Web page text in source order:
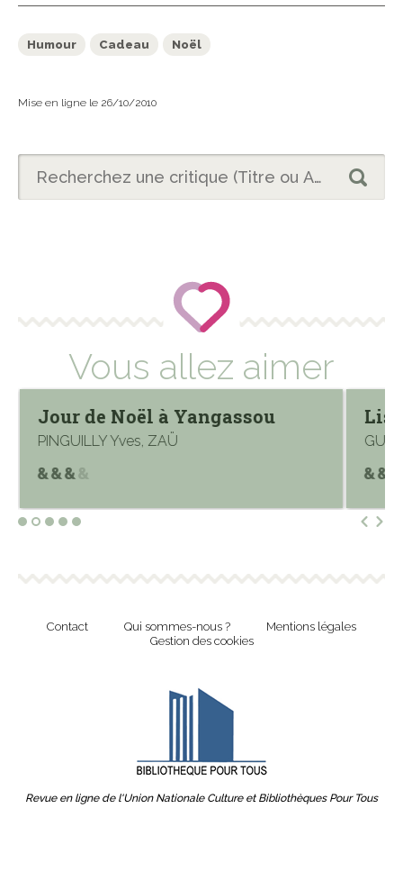
Humour Cadeau Noël
Mise en ligne le 26/10/2010
Vous allez aimer
Jour de Noël à Yangassou
PINGUILLY Yves, ZAÜ
Contact Qui sommes-nous ?
Mentions légales
Gestion des cookies
Revue en ligne de l'Union Nationale Culture et Bibliothèques Pour Tous